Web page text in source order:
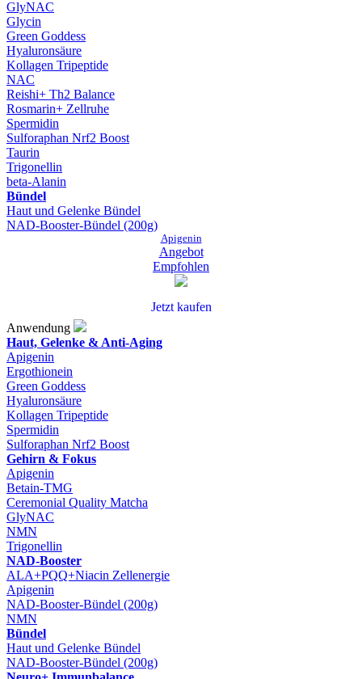
GlyNAC
Glycin
Green Goddess
Hyaluronsäure
Kollagen Tripeptide
NAC
Reishi+ Th2 Balance
Rosmarin+ Zellruhe
Spermidin
Sulforaphan Nrf2 Boost
Taurin
Trigonellin
beta-Alanin
Bündel
Haut und Gelenke Bündel
NAD-Booster-Bündel (200g)
Apigenin
Angebot
Empfohlen
Jetzt kaufen
Anwendung
Haut, Gelenke & Anti-Aging
Apigenin
Ergothionein
Green Goddess
Hyaluronsäure
Kollagen Tripeptide
Spermidin
Sulforaphan Nrf2 Boost
Gehirn & Fokus
Apigenin
Betain-TMG
Ceremonial Quality Matcha
GlyNAC
NMN
Trigonellin
NAD-Booster
ALA+PQQ+Niacin Zellenergie
Apigenin
NAD-Booster-Bündel (200g)
NMN
Bündel
Haut und Gelenke Bündel
NAD-Booster-Bündel (200g)